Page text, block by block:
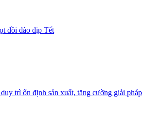
dồi dào dịp Tết
trì ổn định sản xuất, tăng cường giải pháp